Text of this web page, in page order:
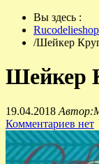
Вы здесь :
Rucodelieshop
/Шейкер
Шейкер
19.04.2018
Комментариев нет